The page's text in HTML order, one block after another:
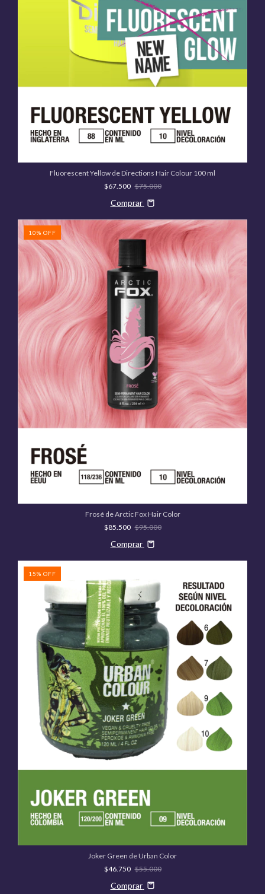
Fluorescent Yellow de Directions Hair Colour 100 ml
$67.500 $75.000
Comprar
10% OFF
Frosé de Arctic Fox Hair Color
$85.500 $95.000
Comprar
15% OFF
Joker Green de Urban Color
$46.750 $55.000
Comprar